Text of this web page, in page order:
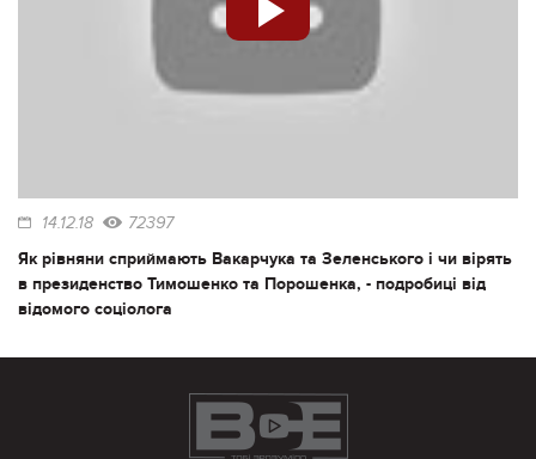
14.12.18 72397
Як рівняни сприймають Вакарчука та Зеленського і чи вірять
в президенство Тимошенко та Порошенка, - подробиці від
відомого соціолога